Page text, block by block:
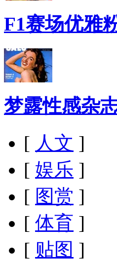
F1赛场优雅
梦露性感杂
[ 人文 ]
[ 娱乐 ]
[ 图赏 ]
[ 体育 ]
[ 贴图 ]